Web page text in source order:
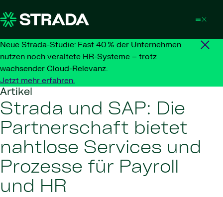
Neue Strada-Studie: Fast 40 % der Unternehmen
nutzen noch veraltete HR-Systeme – trotz
wachsender Cloud-Relevanz.
Jetzt mehr erfahren.
Artikel
Strada und SAP: Die
Partnerschaft bietet
nahtlose Services und
Prozesse für Payroll
und HR